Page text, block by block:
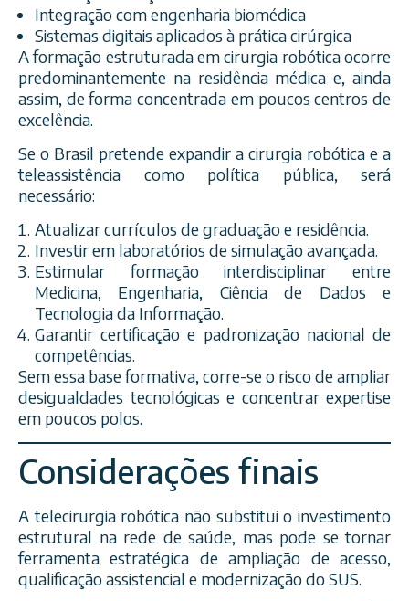
Integração com engenharia biomédica
Sistemas digitais aplicados à prática cirúrgica
A formação estruturada em cirurgia robótica ocorre
predominantemente na residência médica e, ainda
assim, de forma concentrada em poucos centros de
excelência.
Se o Brasil pretende expandir a cirurgia robótica e a
teleassistência como política pública, será
necessário:
Atualizar currículos de graduação e residência.
Investir em laboratórios de simulação avançada.
Estimular formação interdisciplinar entre
Medicina, Engenharia, Ciência de Dados e
Tecnologia da Informação.
Garantir certificação e padronização nacional de
competências.
Sem essa base formativa, corre-se o risco de ampliar
desigualdades tecnológicas e concentrar expertise
em poucos polos.
Considerações finais
A telecirurgia robótica não substitui o investimento
estrutural na rede de saúde, mas pode se tornar
ferramenta estratégica de ampliação de acesso,
qualificação assistencial e modernização do SUS.